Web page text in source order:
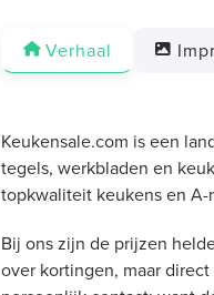
Verhaal
Keukensale.com is een
tegels, werkbladen en
topkwaliteit keukens en A-
Bij ons zijn de prijzen
over kortingen, maar